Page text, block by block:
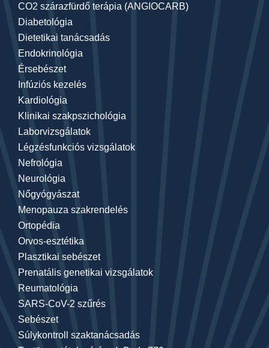
CO2 szárazfürdő terápia (ANGIOCARB)
Diabetológia
Dietetikai tanácsadás
Endokrinológia
Érsebészet
Infúziós kezelés
Kardiológia
Klinikai szakpszichológia
Laborvizsgálatok
Légzésfunkciós vizsgálatok
Nefrológia
Neurológia
Nőgyógyászat
Menopauza szakrendelés
Ortopédia
Orvos-esztétika
Plasztikai sebészet
Prenatális genetikai vizsgálatok
Reumatológia
SARS-CoV-2 szűrés
Sebészet
Súlykontroll szaktanácsadás